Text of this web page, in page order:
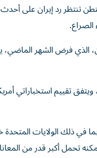
تنتظر رد إيران على أحدث
الذي فرض الشهر
تقييم استخباراتي
في ذلك الولايات المتحدة
تحمل أكبر قدر من